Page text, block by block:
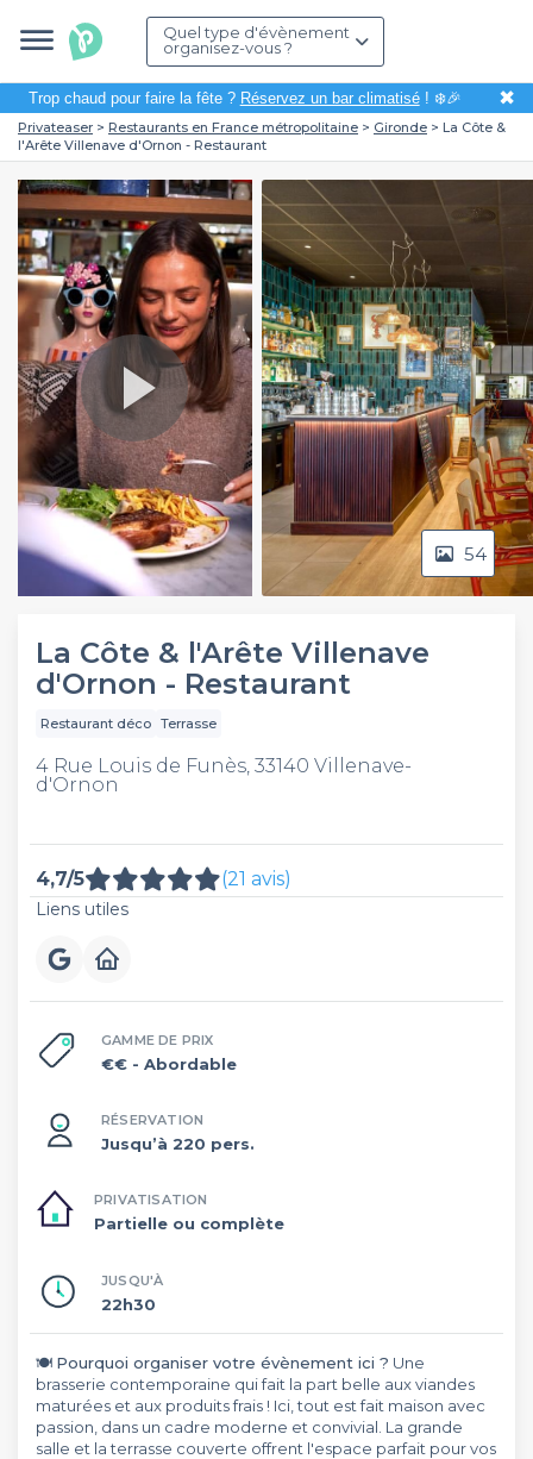
Quel type d'évènement
organisez-vous ?
Trop chaud pour faire la fête ? Réservez un bar climatisé! ❄️🎉 ✖
Privateaser Restaurants en France métropolitaine Gironde
La Côte &
l'Arête Villenave d'Ornon - Restaurant
Play
Video
54
La Côte & l'Arête Villenave
d'Ornon - Restaurant
Restaurant déco Terrasse
4 Rue Louis de Funès, 33140 Villenave-
d'Ornon
4,7/5 (21 avis)
Liens utiles
GAMME DE PRIX
€€ - Abordable
RÉSERVATION
Jusqu’à 220 pers.
PRIVATISATION
Partielle ou complète
JUSQU'À
22h30
🍽️ Pourquoi organiser votre évènement ici ? Une
brasserie contemporaine qui fait la part belle aux viandes
maturées et aux produits frais ! Ici, tout est fait maison avec
passion, dans un cadre moderne et convivial. La grande
salle et la terrasse couverte offrent l'espace parfait pour vos